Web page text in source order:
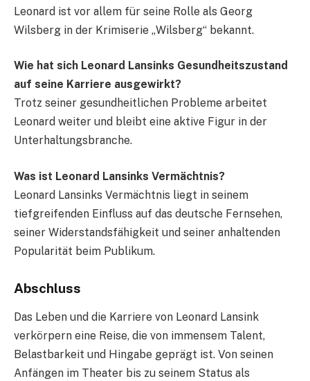
Leonard ist vor allem für seine Rolle als Georg
Wilsberg in der Krimiserie „Wilsberg“ bekannt.
Wie hat sich Leonard Lansinks Gesundheitszustand
auf seine Karriere ausgewirkt?
Trotz seiner gesundheitlichen Probleme arbeitet
Leonard weiter und bleibt eine aktive Figur in der
Unterhaltungsbranche.
Was ist Leonard Lansinks Vermächtnis?
Leonard Lansinks Vermächtnis liegt in seinem
tiefgreifenden Einfluss auf das deutsche Fernsehen,
seiner Widerstandsfähigkeit und seiner anhaltenden
Popularität beim Publikum.
Abschluss
Das Leben und die Karriere von Leonard Lansink
verkörpern eine Reise, die von immensem Talent,
Belastbarkeit und Hingabe geprägt ist. Von seinen
Anfängen im Theater bis zu seinem Status als